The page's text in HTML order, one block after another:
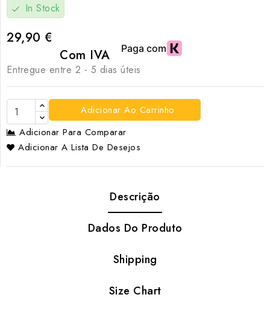
check In Stock
29,90 €
Com IVA
Entregue entre 2 - 5 dias úteis
Adicionar Ao Carrinho
Adicionar Para Comparar
Adicionar A Lista De Desejos
Descrição
Dados Do Produto
Shipping
Size Chart